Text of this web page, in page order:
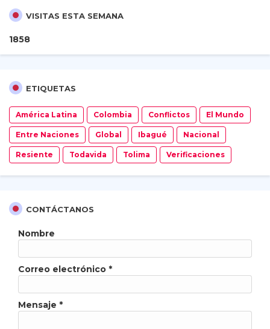
VISITAS ESTA SEMANA
1858
ETIQUETAS
América Latina Colombia Conflictos El Mundo
Entre Naciones Global Ibagué Nacional
Resiente Todavida Tolima Verificaciones
CONTÁCTANOS
Nombre
Correo electrónico *
Mensaje *